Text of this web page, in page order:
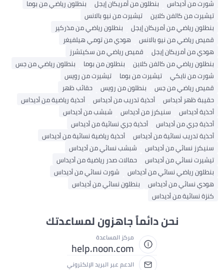
من أديداس
بنطلون من أمريكان إيجل
بنطلون رياضي من بوما
من كالفن كلاين
تيشيرت من نيو بالانس
رياضي من أمريكان إيجل
بنطلون رياضي من مذركير
رياضي من نيو بالانس
هودي من تومي هيلفيغر
من أمريكان إيجل
قميص رياضي من سكيتشرز
رياضي من كالفن كلاين
بنطلون من بوما
بنطلون رياضي من جس
من نايكي
تيشيرت من بوما
تيشيرت من رويس
رياضي من جس
بنطلون من رويس
حقائب ظهر
ظهر أديداس
أحذية تدريب من أديداس
أحذية رياضية من أديداس
أديداس
سنيكرز من أديداس
شبشب من أديداس
جري من أديداس
أحذية جري نسائية من أديداس
تدريب نسائية من أديداس
أحذية رياضية نسائية من أديداس
نسائي من أديداس
شبشب نسائي من أديداس
نسائي من أديداس
حمالات صدر رياضية من أديداس
رياضي نسائي من أديداس
شورت نسائي من أديداس
نسائي من أديداس
بنطلون نسائي من أديداس
نسائية من أديداس
نحن دائماً جاهزون لمساعدتك
مركز المساعدة
help.noon.com
الدعم عبر البريد الإلكتروني